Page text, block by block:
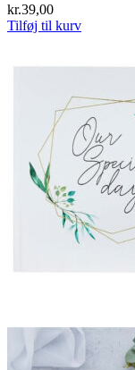
kr.39,00
Tilføj til kurv